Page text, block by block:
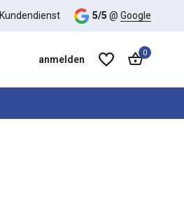
Kundendienst 5/5 @ Google
anmelden
0